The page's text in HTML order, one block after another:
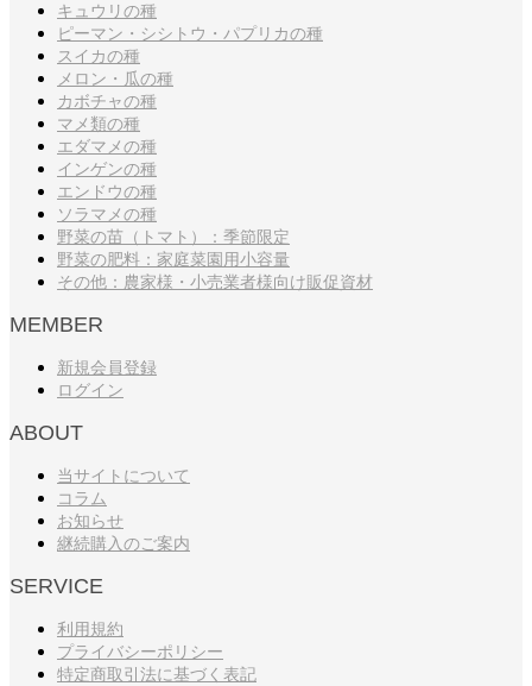
キュウリの種
ピーマン・シシトウ・パプリカの種
スイカの種
メロン・瓜の種
カボチャの種
マメ類の種
エダマメの種
インゲンの種
エンドウの種
ソラマメの種
野菜の苗（トマト）：季節限定
野菜の肥料：家庭菜園用小容量
その他：農家様・小売業者様向け販促資材
MEMBER
新規会員登録
ログイン
ABOUT
当サイトについて
コラム
お知らせ
継続購入のご案内
SERVICE
利用規約
プライバシーポリシー
特定商取引法に基づく表記